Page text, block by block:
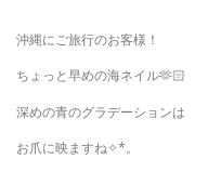
沖縄にご旅行のお客様！
ちょっと早めの海ネイル🫶🏻
深めの青のグラデーションは
お爪に映ますね✧︎*。